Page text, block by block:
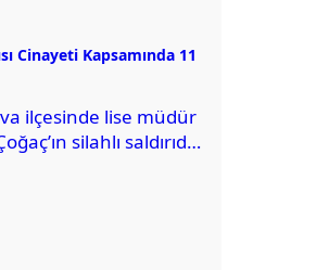
Cinayeti Kapsamında 11
ilçesinde lise müdür
silahlı saldırıda
gözaltına alınan 11